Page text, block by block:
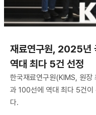
재료연구원, 2025년
역대 최다 5건 선정
한국재료연구원(KIMS, 원
과 100선에 역대 최다 5건이
다.